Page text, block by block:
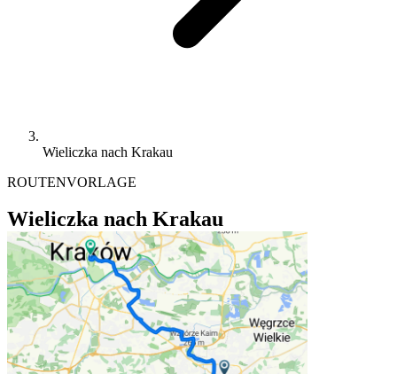
Wieliczka nach Krakau
ROUTENVORLAGE
Wieliczka nach Krakau